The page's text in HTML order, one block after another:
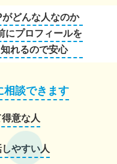
がどんな人なのか
にプロフィールを
知れるので安心
相談できます
意な人
やすい人